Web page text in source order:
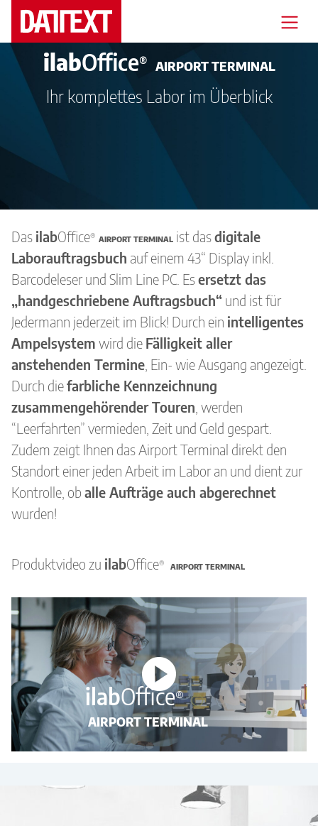
ilabOffice® AIRPORT TERMINAL
Ihr komplettes Labor im Überblick
Das ilabOffice® AIRPORT TERMINAL ist dasdigitale
Laborauftragsbuch auf einem 43“ Display inkl.
Barcodeleser und Slim Line PC. Esersetzt das
„handgeschriebene Auftragsbuch“ und ist für
Jedermann jederzeit im Blick! Durch ein intelligentes
Ampelsystem wird die Fälligkeit aller
anstehenden Termine , Ein- wie Ausgang angezeigt.
Durch diefarbliche Kennzeichnung
zusammengehörender Touren , werden
“Leerfahrten” vermieden, Zeit und Geld gespart.
Zudem zeigt Ihnen das Airport Terminal direkt den
Standort einer jeden Arbeit im Labor an und dient zur
Kontrolle, ob alle Aufträge auch abgerechnet
wurden!
Produktvideo zu ilabOffice® AIRPORT TERMINAL
ilabOffice®
AIRPORT TERMINAL
Veranstaltungen
Messen
Branchenlösungen
Support
Mediathek
Seminare
Blog
Unternehmen
Kontakt
Karriere
Impressum
Datenschutzerklärung
Nutzungsbedingungen